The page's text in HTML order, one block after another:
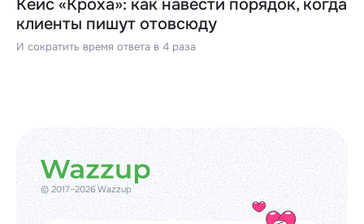
Кейс «Кроха»: как навести порядок, когда
клиенты пишут отовсюду
И сократить время ответа в 4 раза
© 2017–2026 Wazzup